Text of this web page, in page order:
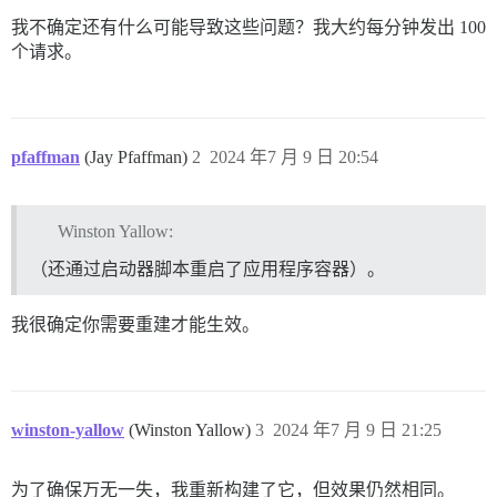
我不确定还有什么可能导致这些问题？我大约每分钟发出 100
个请求。
pfaffman (Jay Pfaffman) 2024 年7 月 9 日 20:54
2
Winston Yallow:
（还通过启动器脚本重启了应用程序容器）。
我很确定你需要重建才能生效。
winston-yallow (Winston Yallow) 2024 年7 月 9 日 21:25
3
为了确保万无一失，我重新构建了它，但效果仍然相同。